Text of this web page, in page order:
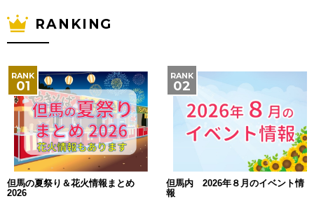
RANKING
但馬の夏祭り＆花火情報まとめ
2026
但馬内 2026年８月のイベント情
報